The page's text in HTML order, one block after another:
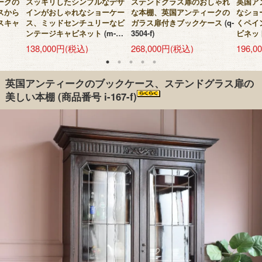
から
キャ
インがおしゃれなショーケー
ス、ミッドセンチュリーなビ
ンテージキャビネット (m-
1271-f)
138,000円(税込)
な本棚、英国アンティークの
ガラス扉付きブックケース (q-
3504-f)
268,000円(税込)
なショ
くペ
ビネッ
英国アンティークのブックケース、ステンドグラス扉の
美しい本棚(商品番号 i-167-f)